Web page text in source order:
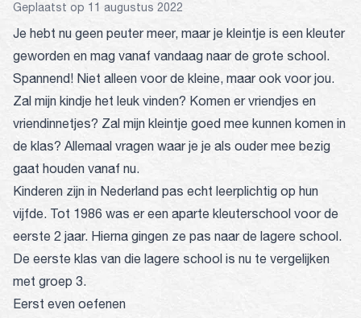
Geplaatst op 11 augustus 2022
Je hebt nu geen peuter meer, maar je kleintje is een kleuter
geworden en mag vanaf vandaag naar de grote school.
Spannend! Niet alleen voor de kleine, maar ook voor jou.
Zal mijn kindje het leuk vinden? Komen er vriendjes en
vriendinnetjes? Zal mijn kleintje goed mee kunnen komen in
de klas? Allemaal vragen waar je je als ouder mee bezig
gaat houden vanaf nu.
Kinderen zijn in Nederland pas echt leerplichtig op hun
vijfde. Tot 1986 was er een aparte kleuterschool voor de
eerste 2 jaar. Hierna gingen ze pas naar de lagere school.
De eerste klas van die lagere school is nu te vergelijken
met groep 3.
Eerst even oefenen